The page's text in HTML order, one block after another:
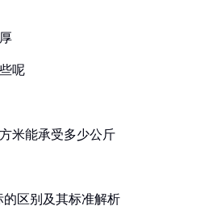
呢
米能承受多少公斤
的区别及其标准解析